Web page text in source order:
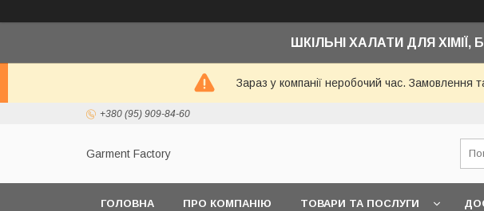
ШКІЛЬНІ ХАЛАТИ ДЛЯ ХІМІЇ,
Зараз у компанії неробочий час. Замовлення
+380 (95) 909-84-60
Garment Factory
ГОЛОВНА ПРО КОМПАНІЮ ТОВАРИ ТА ПОСЛУГИ